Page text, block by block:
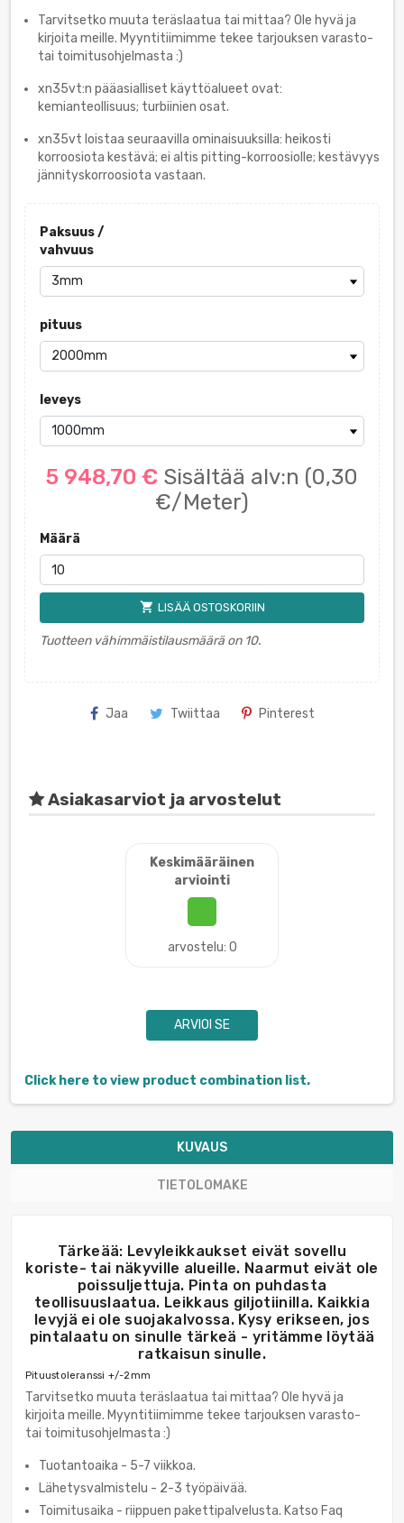
Tarvitsetko muuta teräslaatua tai mittaa? Ole hyvä ja
kirjoita meille. Myyntitiimimme tekee tarjouksen varasto-
tai toimitusohjelmasta :)
xn35vt:n pääasialliset käyttöalueet ovat:
kemianteollisuus; turbiinien osat.
xn35vt loistaa seuraavilla ominaisuuksilla: heikosti
korroosiota kestävä; ei altis pitting-korroosiolle; kestävyys
jännityskorroosiota vastaan.
Paksuus /
vahvuus
pituus
leveys
5 948,70 € Sisältää alv:n (0,30
€/Meter)
Määrä
shopping_cart LISÄÄ OSTOSKORIIN
Tuotteen vähimmäistilausmäärä on 10.
Jaa Twiittaa Pinterest
Asiakasarviot ja arvostelut
Keskimääräinen
arviointi
arvostelu: 0
ARVIOI SE
Click here to view product combination list.
KUVAUS
TIETOLOMAKE
Tärkeää: Levyleikkaukset eivät sovellu
koriste- tai näkyville alueille. Naarmut eivät ole
poissuljettuja. Pinta on puhdasta
teollisuuslaatua. Leikkaus giljotiinilla. Kaikkia
levyjä ei ole suojakalvossa. Kysy erikseen, jos
pintalaatu on sinulle tärkeä - yritämme löytää
ratkaisun sinulle.
Pituustoleranssi +/-2mm
Tarvitsetko muuta teräslaatua tai mittaa? Ole hyvä ja
kirjoita meille. Myyntitiimimme tekee tarjouksen varasto-
tai toimitusohjelmasta :)
Tuotantoaika - 5-7 viikkoa.
Lähetysvalmistelu - 2-3 työpäivää.
Toimitusaika - riippuen pakettipalvelusta. Katso Faq